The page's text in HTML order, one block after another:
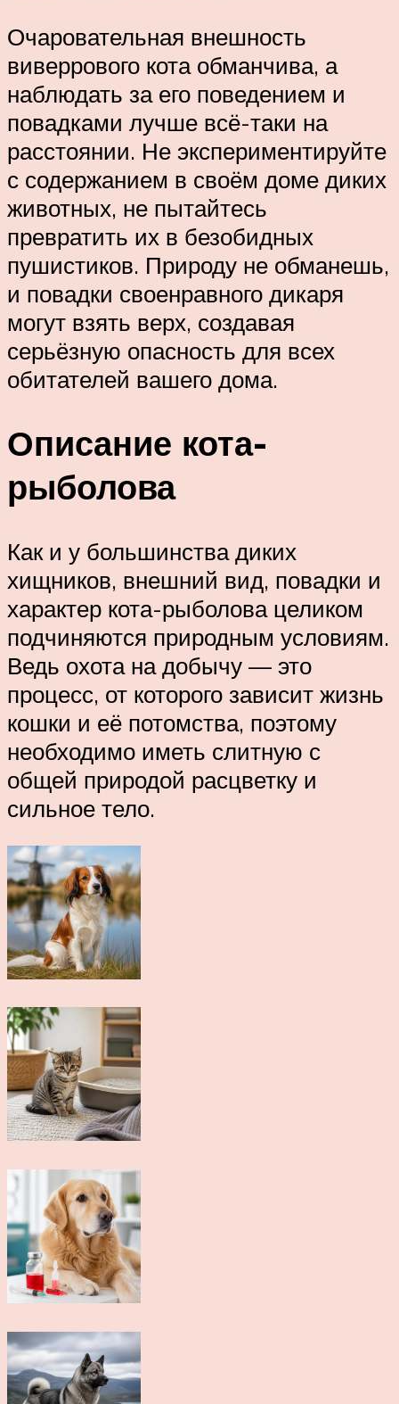
Очаровательная внешность
виверрового кота обманчива, а
наблюдать за его поведением и
повадками лучше всё-таки на
расстоянии. Не экспериментируйте
с содержанием в своём доме диких
животных, не пытайтесь
превратить их в безобидных
пушистиков. Природу не обманешь,
и повадки своенравного дикаря
могут взять верх, создавая
серьёзную опасность для всех
обитателей вашего дома.
Описание кота-
рыболова
Как и у большинства диких
хищников, внешний вид, повадки и
характер кота-рыболова целиком
подчиняются природным условиям.
Ведь охота на добычу — это
процесс, от которого зависит жизнь
кошки и её потомства, поэтому
необходимо иметь слитную с
общей природой расцветку и
сильное тело.